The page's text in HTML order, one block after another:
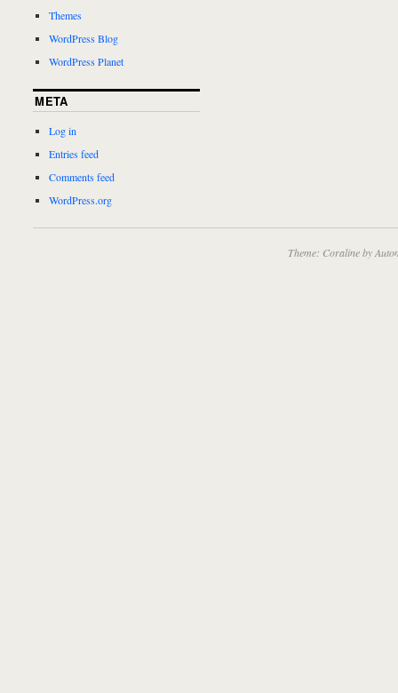
Themes
WordPress Blog
WordPress Planet
META
Log in
Entries feed
Comments feed
WordPress.org
Theme: Coraline by